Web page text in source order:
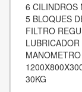
6 CILINDROS
5 BLOQUES
FILTRO
MANOMETRO
30KG